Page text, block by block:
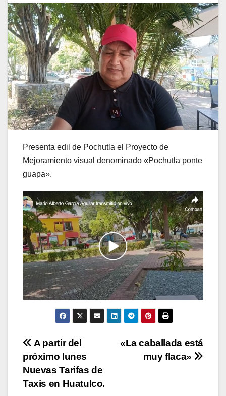
Presenta edil de Pochutla el Proyecto de
Mejoramiento visual denominado «Pochutla ponte
guapa».
Navegación
de
entradas
«La caballada está
muy flaca»
A partir del
próximo lunes
Nuevas Tarifas de
Taxis en Huatulco.